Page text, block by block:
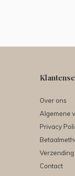
Over ons
Algemene
Privacy
Contact